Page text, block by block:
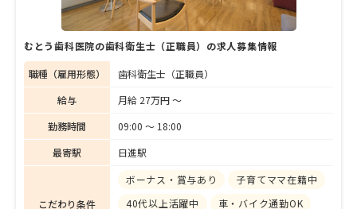
むとう歯科医院の歯科衛生士（正職員）の求人募集情報
職種（雇用形態）
歯科衛生士（正職員）
給与
月給 27万円 〜
勤務時間
09:00 〜 18:00
最寄駅
日進駅
こだわり条件
ボーナス・賞与あり
子育てママ在籍中
40代以上活躍中
車・バイク通勤OK